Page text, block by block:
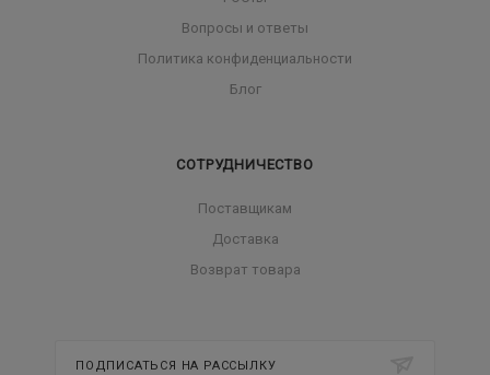
Вопросы и ответы
Политика конфиденциальности
Блог
СОТРУДНИЧЕСТВО
Поставщикам
Доставка
Возврат товара
ПОДПИСАТЬСЯ НА РАССЫЛКУ